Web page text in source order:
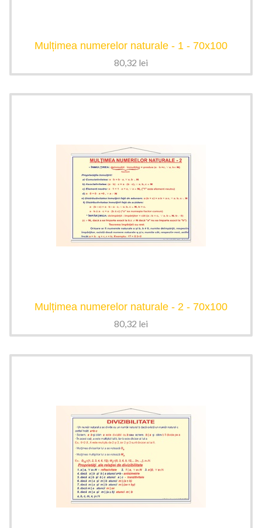
Mulțimea numerelor naturale - 1 - 70x100
80,32 lei
Mulțimea numerelor naturale - 2 - 70x100
80,32 lei